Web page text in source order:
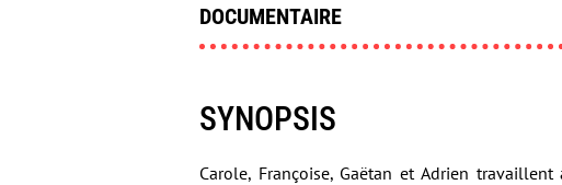
DOCUMENTAIRE
SYNOPSIS
Carole, Françoise, Gaëtan et Adrien